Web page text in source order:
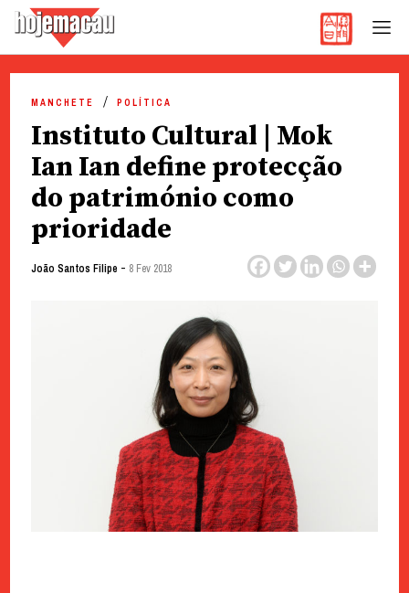
content
MANCHETE POLÍTICA
Instituto Cultural | Mok
Ian Ian define protecção
do património como
prioridade
João Santos Filipe - 8 Fev 2018